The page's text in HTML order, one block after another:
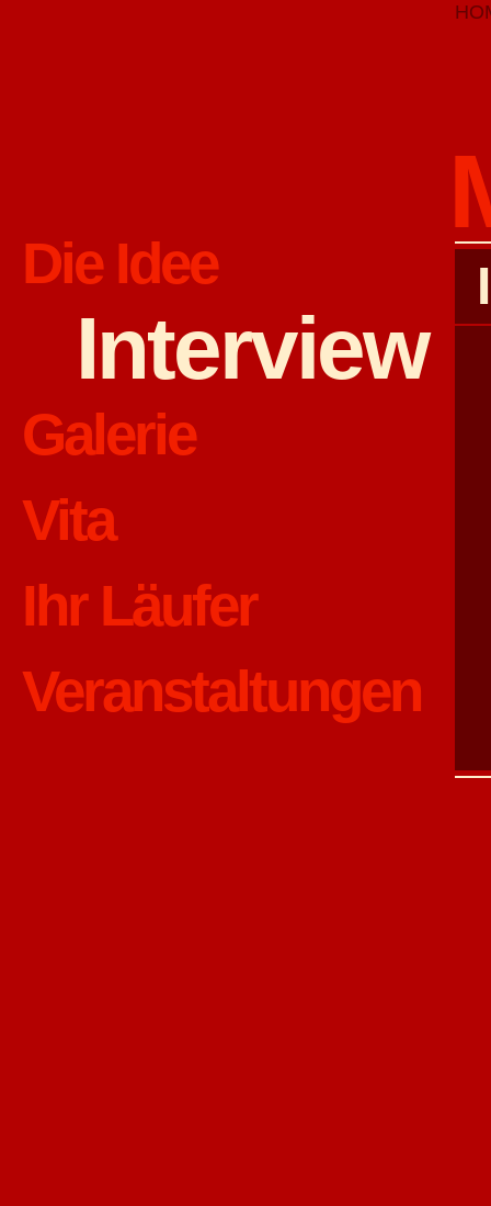
Die Idee
Interview
Galerie
Vita
Ihr Läufer
Veranstaltungen